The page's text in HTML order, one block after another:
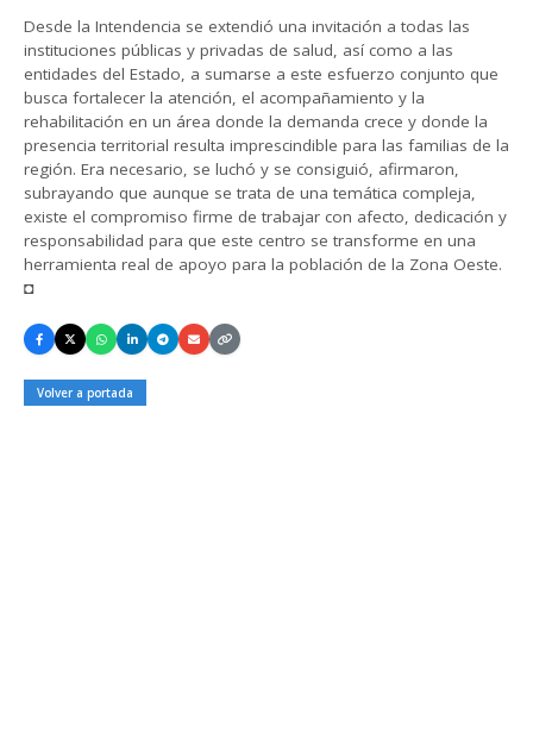
Desde la Intendencia se extendió una invitación a todas las
instituciones públicas y privadas de salud, así como a las
entidades del Estado, a sumarse a este esfuerzo conjunto que
busca fortalecer la atención, el acompañamiento y la
rehabilitación en un área donde la demanda crece y donde la
presencia territorial resulta imprescindible para las familias de la
región. Era necesario, se luchó y se consiguió, afirmaron,
subrayando que aunque se trata de una temática compleja,
existe el compromiso firme de trabajar con afecto, dedicación y
responsabilidad para que este centro se transforme en una
herramienta real de apoyo para la población de la Zona Oeste.
◘
Volver a portada